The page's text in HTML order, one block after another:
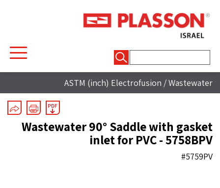
ASTM (inch) Electrofusion /Wastewater
Wastewater 90° Saddle with gasket
inlet for PVC - 5758BPV
#5759PV